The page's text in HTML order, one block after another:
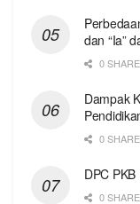
dan “Ia”
0
Dampak
0
DPC
0